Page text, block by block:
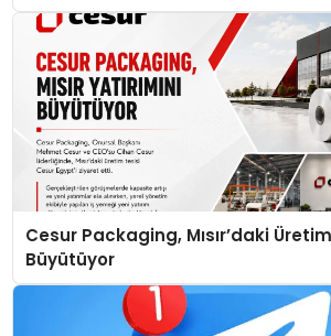
Cesur Packaging, Mısır’daki
Büyütüyor